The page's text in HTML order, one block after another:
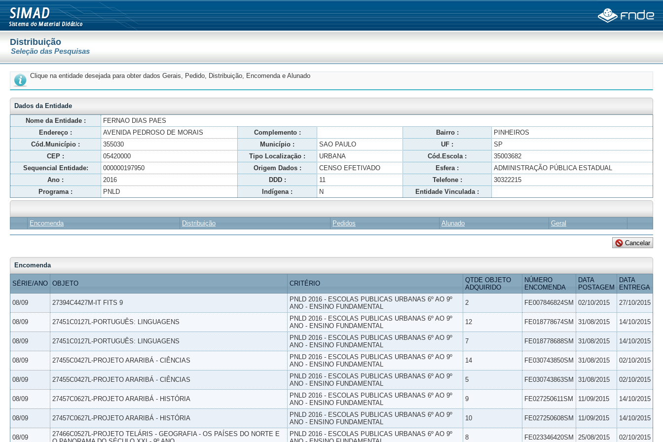
Distribuição
Seleção das Pesquisas
Clique na entidade desejada para obter dados Gerais, Pedido, Distribuição, Encomenda e Alunado
Dados da Entidade
Nome da Entidade :
FERNAO DIAS PAES
Endereço :
AVENIDA PEDROSO DE MORAIS Complemento : Bairro :
PINHEIROS
Cód.Município :
355030 Município : SAO PAULO UF :
SP
CEP :
05420000 Tipo Localização : URBANA Cód.Escola :
35003682
Sequencial Entidade:
000000197950 Origem Dados : CENSO EFETIVADO Esfera :
ADMINISTRAÇÃO PÚBLICA ESTADUAL
Ano :
2016 DDD : 11 Telefone :
30322215
Programa :
PNLD Indígena : N Entidade Vinculada :
Encomenda Distribuição Pedidos Alunado Geral
Encomenda
SÉRIE/ANO OBJETO CRITÉRIO
QTDE OBJETO
ADQUIRIDO
NÚMERO
ENCOMENDA
DATA
POSTAGEM
DATA
ENTREGA
08/09 27394C4427M-IT FITS 9
PNLD 2016 - ESCOLAS PUBLICAS URBANAS 6º AO 9º
ANO - ENSINO FUNDAMENTAL
2 FE007846824SM 02/10/2015 27/10/2015
08/09 27451C0127L-PORTUGUÊS: LINGUAGENS
PNLD 2016 - ESCOLAS PUBLICAS URBANAS 6º AO 9º
ANO - ENSINO FUNDAMENTAL
12 FE018778674SM 31/08/2015 14/10/2015
08/09 27451C0127L-PORTUGUÊS: LINGUAGENS
PNLD 2016 - ESCOLAS PUBLICAS URBANAS 6º AO 9º
ANO - ENSINO FUNDAMENTAL
7 FE018778688SM 31/08/2015 14/10/2015
08/09 27455C0427L-PROJETO ARARIBÁ - CIÊNCIAS
PNLD 2016 - ESCOLAS PUBLICAS URBANAS 6º AO 9º
ANO - ENSINO FUNDAMENTAL
14 FE030743850SM 31/08/2015 02/10/2015
08/09 27455C0427L-PROJETO ARARIBÁ - CIÊNCIAS
PNLD 2016 - ESCOLAS PUBLICAS URBANAS 6º AO 9º
ANO - ENSINO FUNDAMENTAL
5 FE030743863SM 31/08/2015 02/10/2015
08/09 27457C0627L-PROJETO ARARIBÁ - HISTÓRIA
PNLD 2016 - ESCOLAS PUBLICAS URBANAS 6º AO 9º
ANO - ENSINO FUNDAMENTAL
9 FE027250611SM 11/09/2015 14/10/2015
08/09 27457C0627L-PROJETO ARARIBÁ - HISTÓRIA
PNLD 2016 - ESCOLAS PUBLICAS URBANAS 6º AO 9º
ANO - ENSINO FUNDAMENTAL
10 FE027250608SM 11/09/2015 14/10/2015
08/09
27466C0527L-PROJETO TELÁRIS - GEOGRAFIA - OS PAÍSES DO NORTE E
PNLD 2016 - ESCOLAS PUBLICAS URBANAS 6º AO 9º
8 FE023346420SM 25/08/2015 02/10/2015